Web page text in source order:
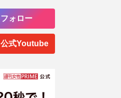
フォロー
公式Youtube